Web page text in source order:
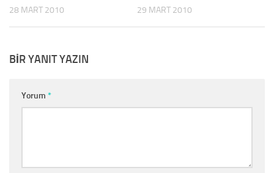
28 MART 2010 29 MART 2010
BIR YANIT YAZIN
Yorum *